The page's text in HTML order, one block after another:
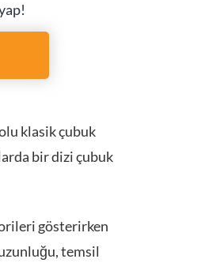
klasik çubuk
bir dizi çubuk
gösterirken
temsil